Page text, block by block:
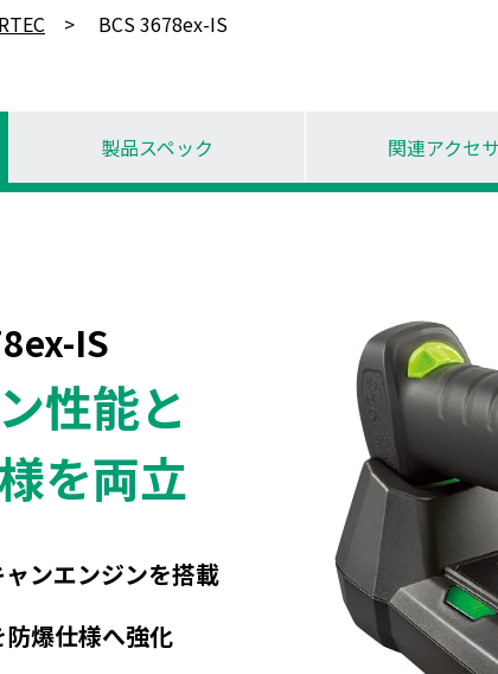
BCS 3678ex-IS
製品スペック 関連アクセ
IS
性能と
を両立
ンエンジンを搭載
爆仕様へ強化